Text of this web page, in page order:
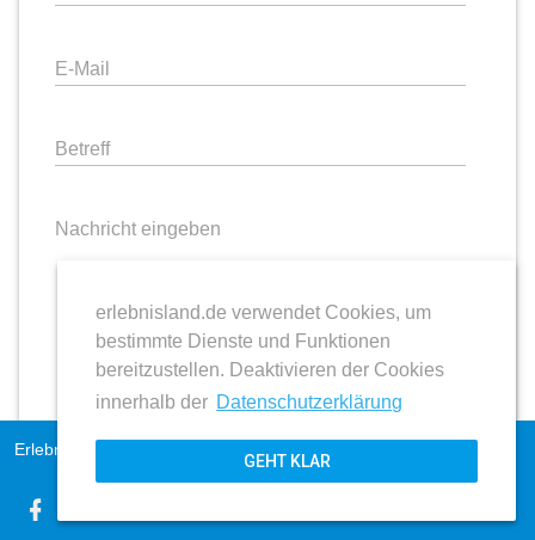
erlebnisland.de verwendet Cookies, um
bestimmte Dienste und Funktionen
bereitzustellen. Deaktivieren der Cookies
innerhalb der Datenschutzerklärung
GEHT KLAR
E-Mail
Betreff
Nachricht eingeben
Erlebnisland Sachsen-Anhalt
AGB